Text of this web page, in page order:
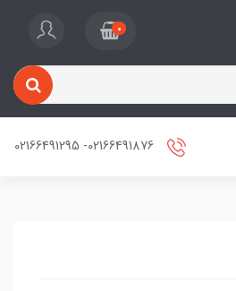
0